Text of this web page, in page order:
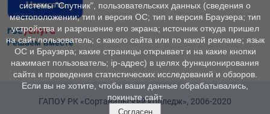
ГАПОУ РК «Сортавальский колледж», 2006-2020
системы "Спутник", пользовательских данных (сведения о
местоположении; тип и версия ОС; тип и версия Браузера; тип
устройства и разрешение его экрана; источник откуда пришел
на сайт пользователь; с какого сайта или по какой рекламе; язык
ОС и Браузера; какие страницы открывает и на какие кнопки
нажимает пользователь; ip-адрес) в целях функционирования
сайта и проведения статистических исследований и обзоров.
Если вы не хотите, чтобы ваши данные обрабатывались,
покиньте сайт.
Согласен